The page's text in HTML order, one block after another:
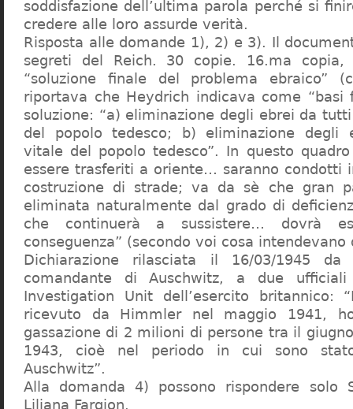
soddisfazione dell’ultima parola perché si
credere alle loro assurde verità.
Risposta alle domande 1), 2) e 3). Il
segreti del Reich. 30 copie. 16.ma copia,
“soluzione finale del problema ebraico”
riportava che Heydrich indicava come “basi
soluzione: “a) eliminazione degli ebrei da
del popolo tedesco; b) eliminazione degli
vitale del popolo tedesco”. In questo
essere trasferiti a oriente… saranno condotti
costruzione di strade; va da sè che gran
eliminata naturalmente dal grado di
che continuerà a sussistere… dovrà
conseguenza” (secondo voi cosa intendevano
Dichiarazione rilasciata il 16/03/1945
comandante di Auschwitz, a due
Investigation Unit dell’esercito britannico:
ricevuto da Himmler nel maggio 1941,
gassazione di 2 milioni di persone tra il
1943, cioè nel periodo in cui sono
Auschwitz”.
Alla domanda 4) possono rispondere solo
Liliana Fargion.